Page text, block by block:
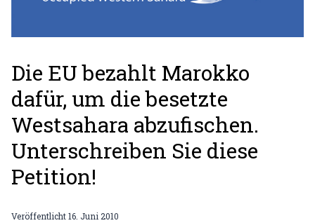
Die EU bezahlt Marokko
dafür, um die besetzte
Westsahara abzufischen.
Unterschreiben Sie diese
Petition!
Veröffentlicht16. Juni 2010